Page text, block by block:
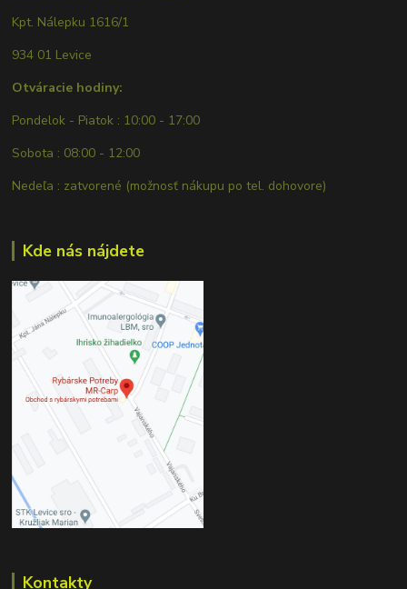
Kpt. Nálepku 1616/1
934 01 Levice
Otváracie hodiny:
Pondelok - Piatok : 10:00 - 17:00
Sobota : 08:00 - 12:00
Nedeľa : zatvorené (možnosť nákupu po tel. dohovore)
Kde nás nájdete
Kontakty